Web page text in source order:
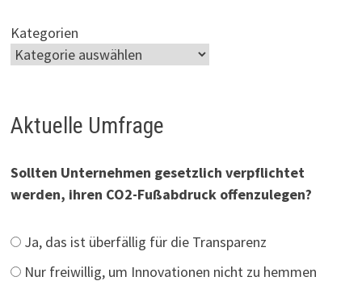
Kategorien
Aktuelle Umfrage
Sollten Unternehmen gesetzlich verpflichtet
werden, ihren CO2-Fußabdruck offenzulegen?
Ja, das ist überfällig für die Transparenz
Nur freiwillig, um Innovationen nicht zu hemmen